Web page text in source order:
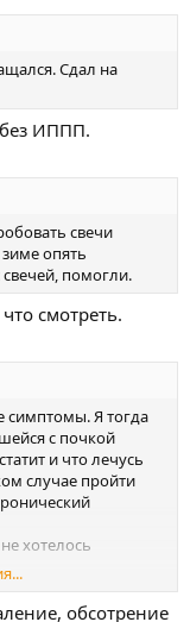
Сдал на
ИППП.
свечи
опять
помогли.
смотреть.
симптомы. Я тогда
с почкой
и что лечусь
случае пройти
хотелось
урологу, где
у меня фиброз. Я
обсотрение